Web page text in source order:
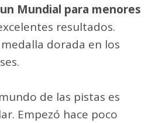
Mundial para menores
resultados.
dorada en los
de las pistas es
Empezó hace poco